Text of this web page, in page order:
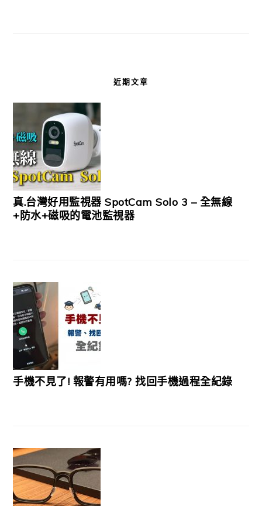
近期文章
真.台灣好用監視器 SpotCam Solo 3 – 全無線
+防水+磁吸的電池監視器
手機不見了! 報警有用嗎? 找回手機過程全紀錄